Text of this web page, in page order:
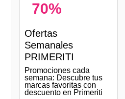
70%
Ofertas
Semanales
PRIMERITI
Promociones cada
semana: Descubre tus
marcas favoritas con
descuento en Primeriti